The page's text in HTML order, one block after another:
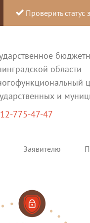
Проверить статус
области
и
775-47-47
Заявителю